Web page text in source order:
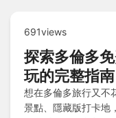
691views
探索多倫多
玩的完整指南
想在多倫多旅行又不
景點、隱藏版打卡地